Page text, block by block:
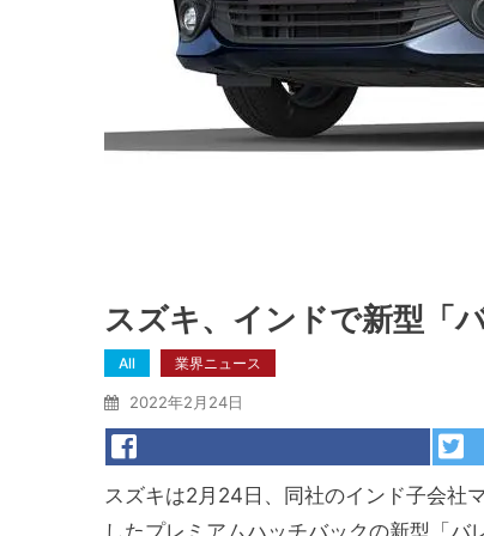
スズキ、インドで新型「
All 業界ニュース
2022年2月24日
スズキは2月24日、同社のインド子会社
したプレミアムハッチバックの新型「